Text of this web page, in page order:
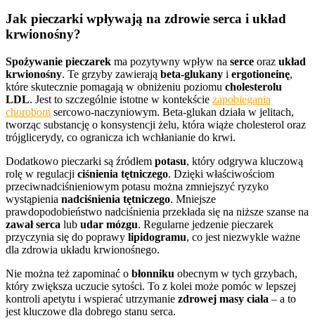
Jak pieczarki wpływają na zdrowie serca i układ
krwionośny?
Spożywanie pieczarek ma pozytywny wpływ na serce oraz układ
krwionośny. Te grzyby zawierają beta-glukany i ergotioneinę,
które skutecznie pomagają w obniżeniu poziomu cholesterolu
LDL. Jest to szczególnie istotne w kontekście zapobiegania
chorobom sercowo-naczyniowym. Beta-glukan działa w jelitach,
tworząc substancję o konsystencji żelu, która wiąże cholesterol oraz
trójglicerydy, co ogranicza ich wchłanianie do krwi.
Dodatkowo pieczarki są źródłem potasu, który odgrywa kluczową
rolę w regulacji ciśnienia tętniczego. Dzięki właściwościom
przeciwnadciśnieniowym potasu można zmniejszyć ryzyko
wystąpienia nadciśnienia tętniczego. Mniejsze
prawdopodobieństwo nadciśnienia przekłada się na niższe szanse na
zawał serca lub udar mózgu. Regularne jedzenie pieczarek
przyczynia się do poprawy lipidogramu, co jest niezwykle ważne
dla zdrowia układu krwionośnego.
Nie można też zapominać o błonniku obecnym w tych grzybach,
który zwiększa uczucie sytości. To z kolei może pomóc w lepszej
kontroli apetytu i wspierać utrzymanie zdrowej masy ciała – a to
jest kluczowe dla dobrego stanu serca.